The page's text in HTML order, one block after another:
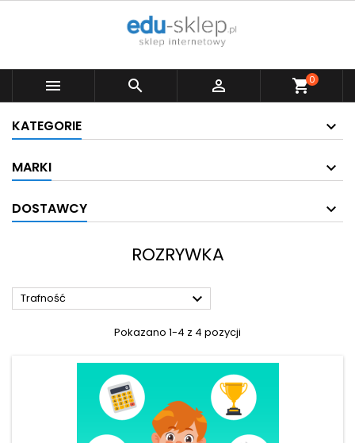
   shopping_cart0
KATEGORIE
MARKI
DOSTAWCY
ROZRYWKA
Trafność 
Pokazano 1-4 z 4 pozycji